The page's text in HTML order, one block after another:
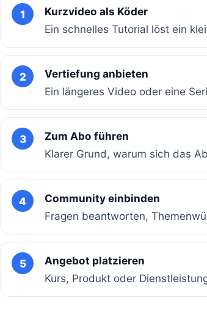
1
Kurzvideo als Köder
Ein schnelles Tutorial löst ein
2
Vertiefung anbieten
Ein längeres Video oder eine
3
Zum Abo führen
Klarer Grund, warum sich das
4
Community einbinden
Fragen beantworten,
5
Angebot platzieren
Kurs, Produkt oder